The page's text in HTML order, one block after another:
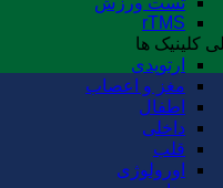
rTMS
کلینیک ها
ارتوپدی
مغز و اعصاب
اطفال
داخلی
قلب
اورولوژی